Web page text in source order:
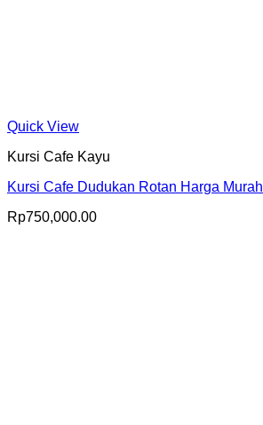
Quick View
Kursi Cafe Kayu
Kursi Cafe Dudukan Rotan Harga Murah
Rp750,000.00